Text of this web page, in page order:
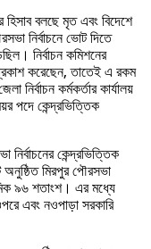
হিসাব বলছে মৃত এবং বিদেশে
নির্বাচনে ভোট দিতে
নির্বাচন কমিশনের
প্রকাশ করেছেন, তাতেই এ রকম
কর্মকর্তার কার্যালয়
পদে কেন্দ্রভিত্তিক
নির্বাচনের কেন্দ্রভিত্তিক
অনুষ্ঠিত মিরপুর পৌরসভা
৯৬ শতাংশ। এর মধ্যে
এবং নওপাড়া সরকারি